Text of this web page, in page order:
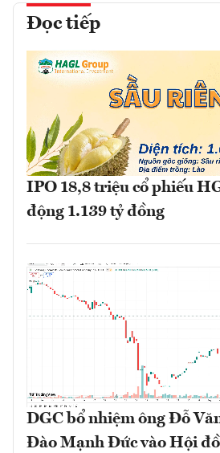
Đọc tiếp
IPO 18,8 triệu cổ phiếu
động 1.139 tỷ đồng
DGC bổ nhiệm ông Đỗ
Đào Mạnh Đức vào Hội